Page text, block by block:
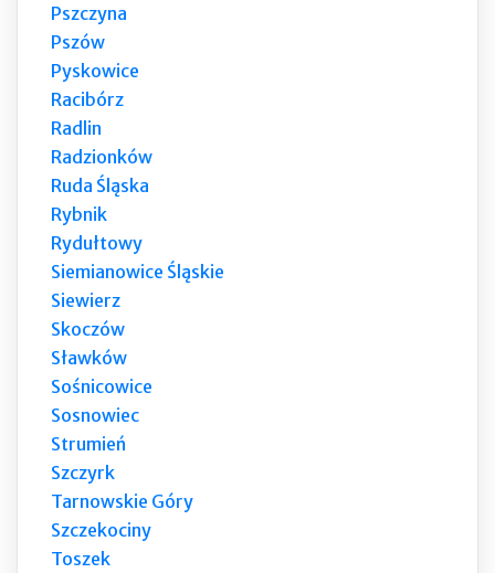
Pszczyna
Pszów
Pyskowice
Racibórz
Radlin
Radzionków
Ruda Śląska
Rybnik
Rydułtowy
Siemianowice Śląskie
Siewierz
Skoczów
Sławków
Sośnicowice
Sosnowiec
Strumień
Szczyrk
Tarnowskie Góry
Szczekociny
Toszek